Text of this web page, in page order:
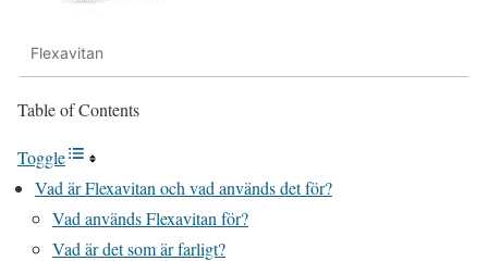
Flexavitan
Table of Contents
Toggle
Vad är Flexavitan och vad används det för?
Vad används Flexavitan för?
Vad är det som är farligt?